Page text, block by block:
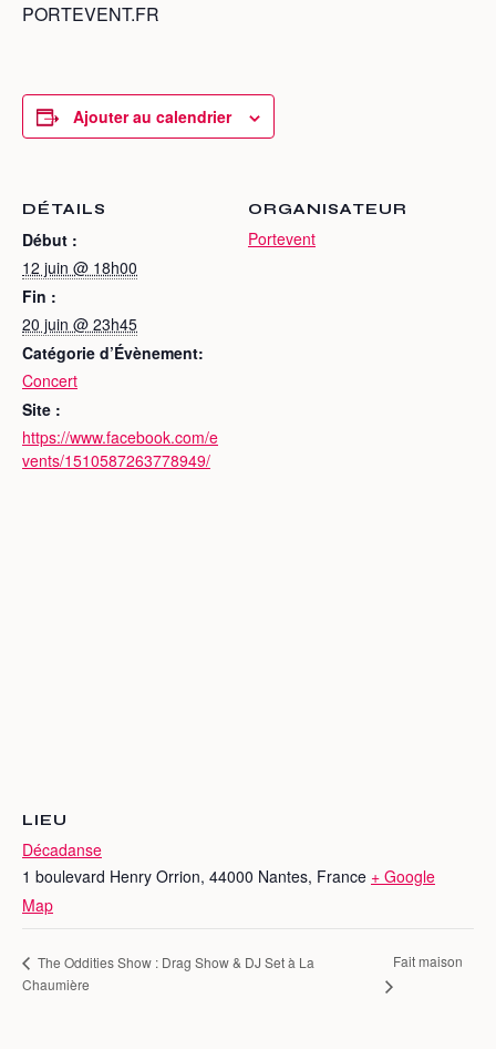
PORTEVENT.FR
Ajouter au calendrier
DÉTAILS
Début :
12 juin @ 18h00
Fin :
20 juin @ 23h45
Catégorie d’Évènement:
Concert
Site :
https://www.facebook.com/e
vents/1510587263778949/
ORGANISATEUR
Portevent
LIEU
Décadanse
1 boulevard Henry Orrion, 44000 Nantes, France + Google
Map
The Oddities Show : Drag Show & DJ Set à La
Chaumière
Fait maison